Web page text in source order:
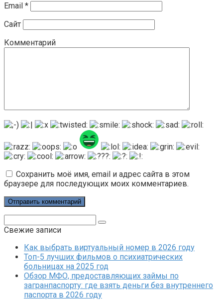
Email *
Сайт
Комментарий
Сохранить моё имя, email и адрес сайта в этом
браузере для последующих моих комментариев.
Свежие записи
Как выбрать виртуальный номер в 2026 году
Топ-5 лучших фильмов о психиатрических
больницах на 2025 год
Обзор МФО, предоставляющих займы по
загранпаспорту: где взять деньги без внутреннего
паспорта в 2026 году